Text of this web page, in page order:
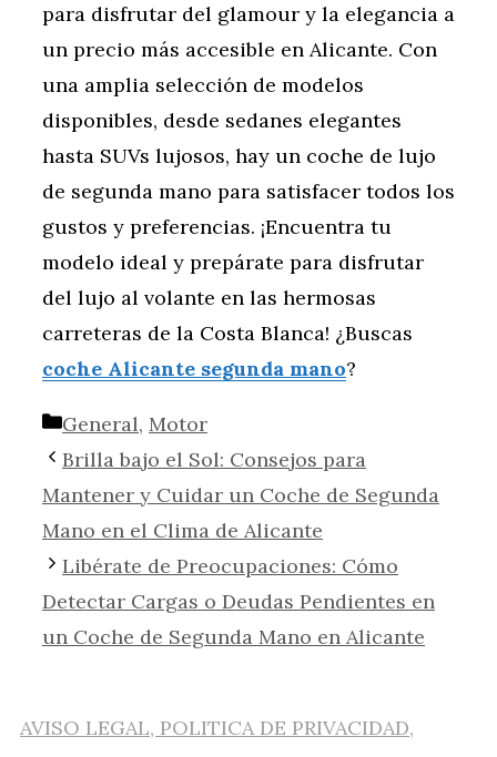
para disfrutar del glamour y la elegancia a
un precio más accesible en Alicante. Con
una amplia selección de modelos
disponibles, desde sedanes elegantes
hasta SUVs lujosos, hay un coche de lujo
de segunda mano para satisfacer todos los
gustos y preferencias. ¡Encuentra tu
modelo ideal y prepárate para disfrutar
del lujo al volante en las hermosas
carreteras de la Costa Blanca! ¿Buscas
coche Alicante segunda mano?
Categorías
General, Motor
Brilla bajo el Sol: Consejos para
Mantener y Cuidar un Coche de Segunda
Mano en el Clima de Alicante
Libérate de Preocupaciones: Cómo
Detectar Cargas o Deudas Pendientes en
un Coche de Segunda Mano en Alicante
AVISO LEGAL, POLITICA DE PRIVACIDAD,